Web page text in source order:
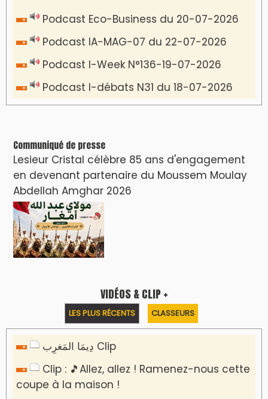
Podcast Eco-Business du 20-07-2026
Podcast IA-MAG-07 du 22-07-2026
Podcast I-Week N°136-19-07-2026
Podcast I-débats N31 du 18-07-2026
Communiqué de presse
Lesieur Cristal célèbre 85 ans d'engagement
en devenant partenaire du Moussem Moulay
Abdellah Amghar 2026
VIDÉOS & CLIP +
LES PLUS RÉCENTS CLASSEURS
دِيمَا المَغرِب Clip
Clip : 🎵Allez, allez ! Ramenez-nous cette
coupe à la maison !